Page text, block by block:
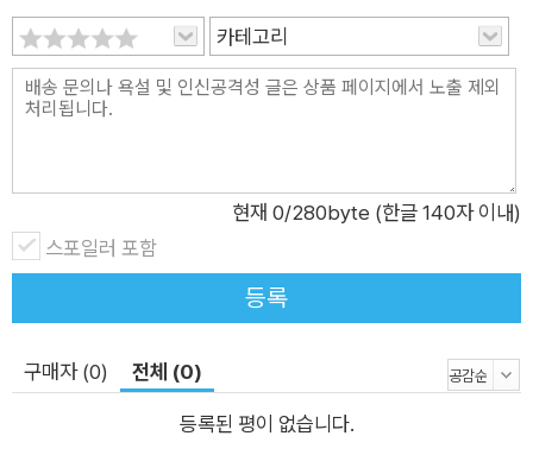
에트로 대성당, 판테온, 바티칸 박물관 등 유명한 로마의 핵심 명
소들은 물론, 로마의 전경을 한눈에 볼 수 있는 포토 스폿, 괴테도
반한 로마 베스트 야경 스폿, 도시 전체가 박물관인 로마의 박물
관 이용법, 미식의 나라 이탈리아에서 즐기는 로마 음식의 모든
자세히 안내한다. 지역 편에서는 볼거리로 가득한 로마 중심부를
10개의 구역으로 나누어 구역별 해설과 추천 일정, 현지 교통편
과 볼거리, 먹거리들을 일목요연하게 소개했다. 로마 여행을 더욱
알차게 만들어 줄 여행자를 위한 맞춤형 코스 제안! 도시 전체가
박물관인 로마! 볼 것 많은 로마에서 어떻게 일정을 짜야 할지 모
르겠다면? <로마 홀리데이>가 추천하는 일정을 따라가 보자. 로
마 핵심 여행지를 2박 3일 동안 빠뜨리지 않고 둘러 볼 수 있도록
한 짧은 일정과 좀 더 여유를 가지고 로마 구석구석을 둘러 볼 수
카테고리
현재 0/280byte (한글 140자 이내)
스포일러 포함
등록
구매자 (0) 전체 (0)
등록된 평이 없습니다.